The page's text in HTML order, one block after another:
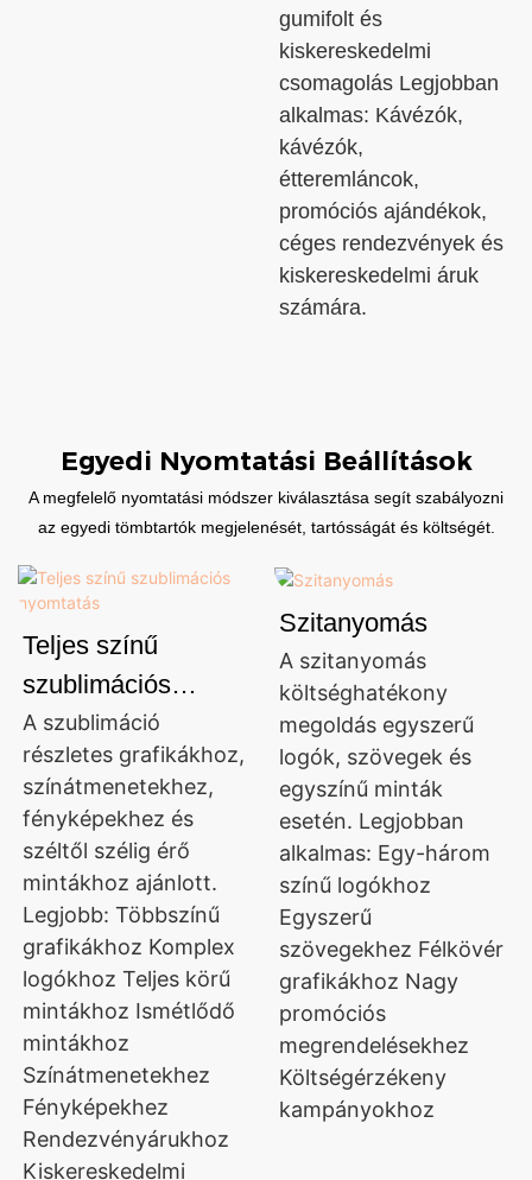
gumifolt és
kiskereskedelmi
csomagolás Legjobban
alkalmas: Kávézók,
kávézók,
étteremláncok,
promóciós ajándékok,
céges rendezvények és
kiskereskedelmi áruk
számára.
Egyedi Nyomtatási Beállítások
A megfelelő nyomtatási módszer kiválasztása segít szabályozni
az egyedi tömbtartók megjelenését, tartósságát és költségét.
Teljes színű
szublimációs
nyomtatás
A szublimáció
részletes grafikákhoz,
színátmenetekhez,
fényképekhez és
széltől szélig érő
mintákhoz ajánlott.
Legjobb: Többszínű
grafikákhoz Komplex
logókhoz Teljes körű
mintákhoz Ismétlődő
mintákhoz
Színátmenetekhez
Fényképekhez
Rendezvényárukhoz
Kiskereskedelmi
Szitanyomás
A szitanyomás
költséghatékony
megoldás egyszerű
logók, szövegek és
egyszínű minták
esetén. Legjobban
alkalmas: Egy-három
színű logókhoz
Egyszerű
szövegekhez Félkövér
grafikákhoz Nagy
promóciós
megrendelésekhez
Költségérzékeny
kampányokhoz